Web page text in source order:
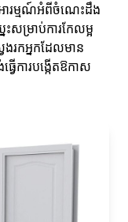
ារម្មណ៍អំពីចំណេះដឹង
សម្រាប់ការកែលម្អ
ងរកអ្នកដែលមាន
ការបង្កើតឱកាស